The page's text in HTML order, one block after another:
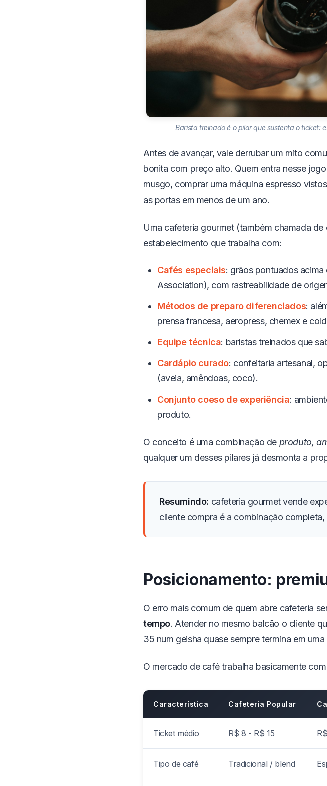
Barista treinado é o pilar que sustenta o ticket:
Antes de avançar, vale derrubar um mito
bonita com preço alto. Quem entra nesse
musgo, comprar uma máquina espresso
as portas em menos de um ano.
Uma cafeteria gourmet (também chamada
estabelecimento que trabalha com:
Cafés especiais: grãos pontuados
Association), com rastreabilidade de
Métodos de preparo diferenciados:
prensa francesa, aeropress, chemex e
Equipe técnica: baristas treinados que
Cardápio curado: confeitaria artesanal,
(aveia, amêndoas, coco).
Conjunto coeso de experiência:
produto.
O conceito é uma combinação de produto,
qualquer um desses pilares já desmonta a
Resumindo: cafeteria gourmet vende
cliente compra é a combinação
Posicionamento:
O erro mais comum de quem abre cafeteria
tempo. Atender no mesmo balcão o cliente
35 num geisha quase sempre termina em
O mercado de café trabalha basicamente
Característica Cafeteria Popular
Ticket médio R$ 8 - R$ 15
Tipo de café Tradicional / blend